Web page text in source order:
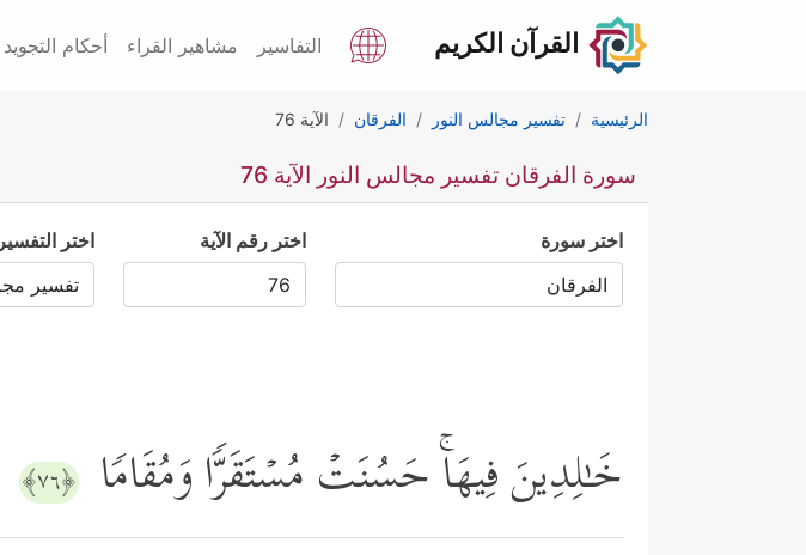
القرآن الكريم التفاسير مشاهير القراء أحكام التجويد
الرئيسية تفسير مجالس النور الفرقان الآية 76
سورة الفرقان تفسير مجالس النور الآية 76
اختر سورة اختر رقم الآية اختر التفسير
خَـٰلِدِینَ فِیهَاۚ حَسُنَتۡ مُسۡتَقَرࣰّا وَمُقَامࣰا ﴿٧٦﴾